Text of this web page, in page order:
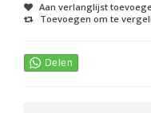
Aan verlanglijst
Toevoegen om te